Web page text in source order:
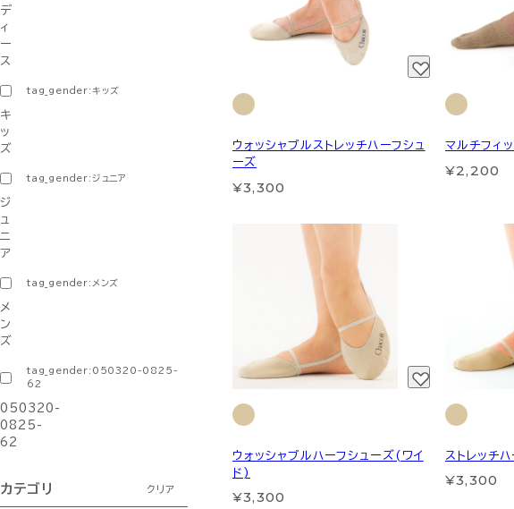
デ
ィ
ー
ス
tag_gender:キッズ
キ
ッ
ズ
tag_gender:ジュニア
ジ
ュ
ニ
ア
tag_gender:メンズ
メ
ン
ズ
tag_gender:050320-0825-
62
050320-
0825-
62
カテゴリ クリア
ウォッシャブルストレッチハーフシュ
ーズ
¥3,300
マルチフィ
¥2,200
ウォッシャブルハーフシューズ(ワイ
ド)
¥3,300
ストレッチ
¥3,300